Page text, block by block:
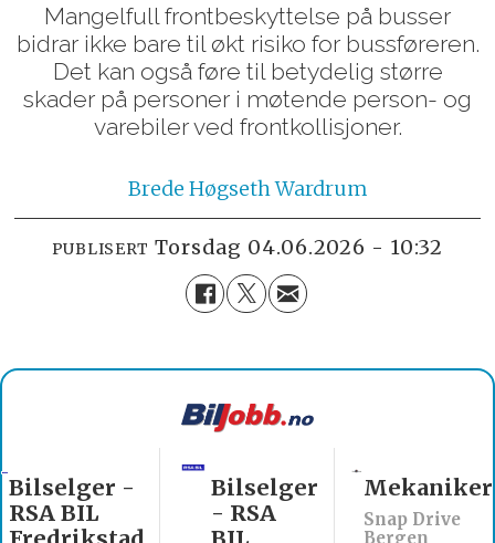
Mangelfull frontbeskyttelse på busser
bidrar ikke bare til økt risiko for bussføreren.
Det kan også føre til betydelig større
skader på personer i møtende person- og
varebiler ved frontkollisjoner.
Brede Høgseth Wardrum
PUBLISERT torsdag 04.06.2026 - 10:32
Bilselger -
RSA BIL
Bilselger
- RSA
Snap Drive
Bergen
Mekaniker